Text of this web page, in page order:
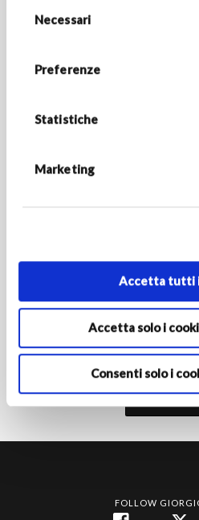
navigazione e verranno
necessari. Per maggiori
consenso
Necessari
Preferenze
Statistiche
Marketing
Accetta tutti
Accetta solo i
Consenti solo i
Rimani aggiornato sulle novità
Attivando l'iscrizione dichiari di
autorizzi le Società del Gruppo
comunicazioni di marketing come
FOLLOW